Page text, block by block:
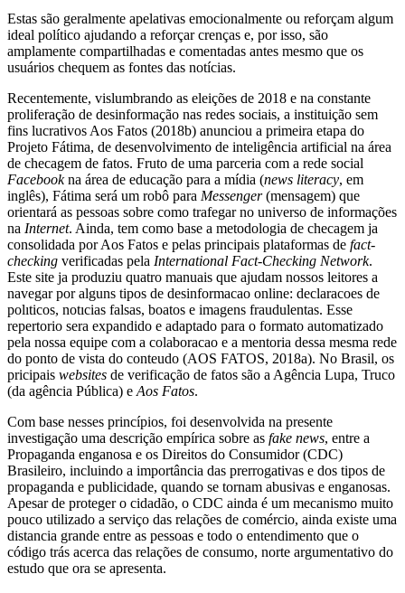
Estas são geralmente apelativas emocionalmente ou reforçam algum
ideal político ajudando a reforçar crenças e, por isso, são
amplamente compartilhadas e comentadas antes mesmo que os
usuários chequem as fontes das notícias.
Recentemente, vislumbrando as eleições de 2018 e na constante
proliferação de desinformação nas redes sociais, a instituição sem
fins lucrativos Aos Fatos (2018b) anunciou a primeira etapa do
Projeto Fátima, de desenvolvimento de inteligência artificial na área
de checagem de fatos. Fruto de uma parceria com a rede social
Facebookna área de educação para a mídia (news literacy, em
inglês), Fátima será um robô para Messenger(mensagem) que
orientará as pessoas sobre como trafegar no universo de informações
na Internet. Ainda, tem como base a metodologia de checagem ja
consolidada por Aos Fatos e pelas principais plataformas de fact-
checking verificadas pela International Fact-Checking Network.
Este site ja produziu quatro manuais que ajudam nossos leitores a
navegar por alguns tipos de desinformacao online: declaracoes de
polıticos, notıcias falsas, boatos e imagens fraudulentas. Esse
repertorio sera expandido e adaptado para o formato automatizado
pela nossa equipe com a colaboracao e a mentoria dessa mesma rede
do ponto de vista do conteudo (AOS FATOS, 2018a). No Brasil, os
pricipais websites de verificação de fatos são a Agência Lupa, Truco
(da agência Pública) e Aos Fatos.
Com base nesses princípios, foi desenvolvida na presente
investigação uma descrição empírica sobre as fake news, entre a
Propaganda enganosa e os Direitos do Consumidor (CDC)
Brasileiro, incluindo a importância das prerrogativas e dos tipos de
propaganda e publicidade, quando se tornam abusivas e enganosas.
Apesar de proteger o cidadão, o CDC ainda é um mecanismo muito
pouco utilizado a serviço das relações de comércio, ainda existe uma
distancia grande entre as pessoas e todo o entendimento que o
código trás acerca das relações de consumo, norte argumentativo do
estudo que ora se apresenta.